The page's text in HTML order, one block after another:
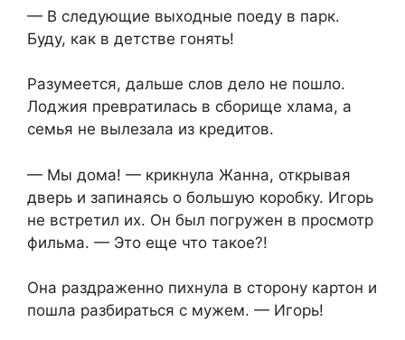
— В следующие выходные поеду в парк.
Буду, как в детстве гонять!
Разумеется, дальше слов дело не пошло.
Лоджия превратилась в сборище хлама, а
семья не вылезала из кредитов.
— Мы дома! — крикнула Жанна, открывая
дверь и запинаясь о большую коробку. Игорь
не встретил их. Он был погружен в просмотр
фильма. — Это еще что такое?!
Она раздраженно пихнула в сторону картон и
пошла разбираться с мужем. — Игорь!